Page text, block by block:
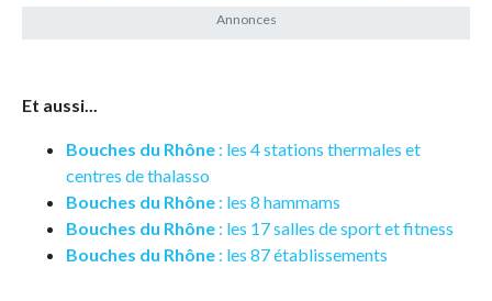
Et aussi...
Bouches du Rhône : les 4 stations thermales et
centres de thalasso
Bouches du Rhône : les 8 hammams
Bouches du Rhône : les 17 salles de sport et fitness
Bouches du Rhône : les 87 établissements